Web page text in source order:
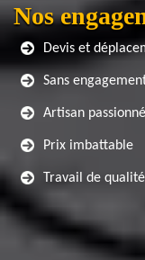
Nos
Devis et
Sans
Artisan passionné
Prix imbattable
Travail de qualité